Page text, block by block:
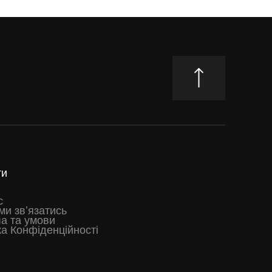
звʼязатись
та умови
Конфіденційності